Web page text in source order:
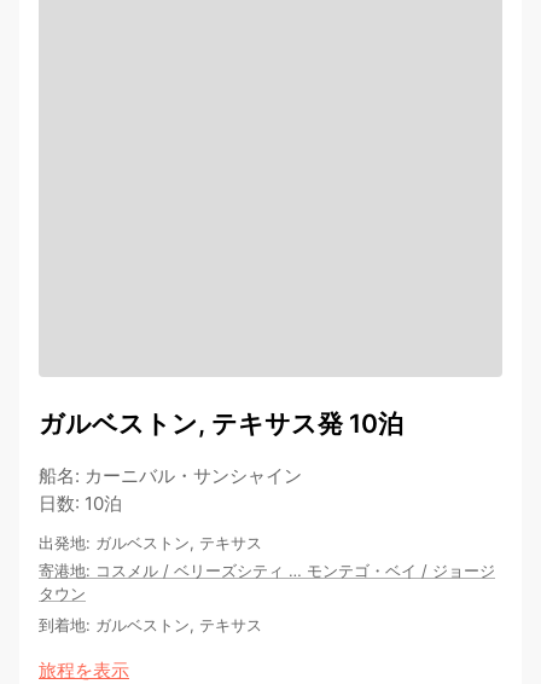
ガルベストン, テキサス発 10泊
船名: カーニバル・サンシャイン
日数: 10泊
出発地: ガルベストン, テキサス
寄港地: コスメル / ベリーズシティ … モンテゴ・ベイ / ジョージ
タウン
到着地: ガルベストン, テキサス
旅程を表示